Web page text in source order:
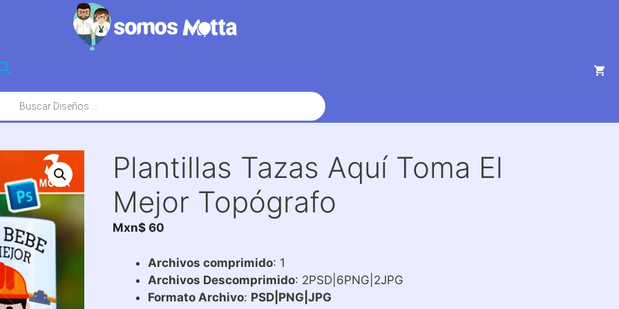
Plantillas Tazas Aquí Toma El
Mejor Topógrafo
Mxn$60
Archivos comprimido: 1
Archivos Descomprimido: 2PSD|6PNG|2JPG
Formato Archivo: PSD|PNG|JPG